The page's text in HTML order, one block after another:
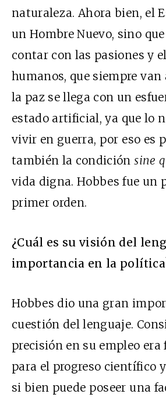
naturaleza. Ahora bien, el
un Hombre Nuevo, sino
contar con las pasiones y
humanos, que siempre van
la paz se llega con un
estado artificial, ya que lo
vivir en guerra, por eso es
también la condiciónsine
vida digna. Hobbes fue un
primer orden.
¿Cuál es su visión del
importancia en la
Hobbes dio una gran
cuestión del lenguaje.
precisión en su empleo
para el progreso científico
si bien puede poseer una